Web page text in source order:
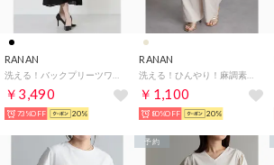
RANAN
￥3,490
73%OFF 20%
RANAN
￥1,100
80%OFF 20%
予約